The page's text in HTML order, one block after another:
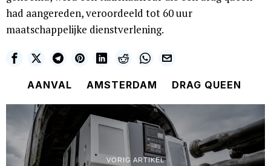
had aangereden, veroordeeld tot 60 uur
maatschappelijke dienstverlening.
AANVAL AMSTERDAM DRAG QUEEN
VORIG ARTIKEL